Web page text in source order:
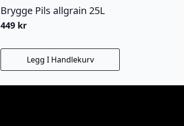
Brygge Pils allgrain 25L
449 kr
Legg I Handlekurv